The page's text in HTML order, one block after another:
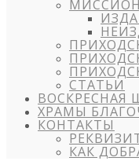
СТАТЬИ
ВОСКРЕСНАЯ
ХРАМЫ
КОНТАКТЫ
КАК